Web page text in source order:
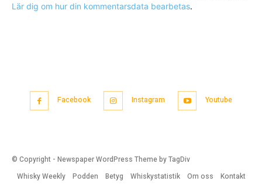
Lär dig om hur din kommentarsdata bearbetas.
Facebook Instagram Youtube
© Copyright - Newspaper WordPress Theme by TagDiv
Whisky Weekly
Podden Betyg Whiskystatistik Om oss Kontakt